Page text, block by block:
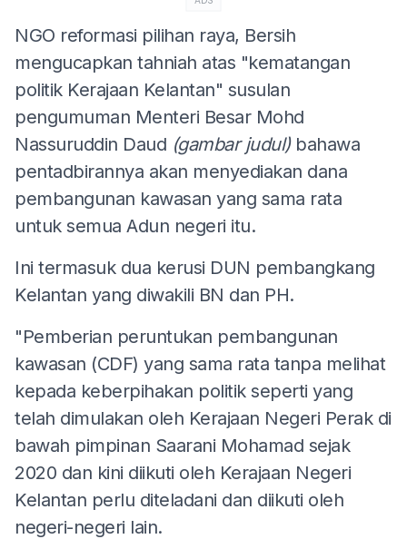
NGO reformasi pilihan raya, Bersih
mengucapkan tahniah atas "kematangan
politik Kerajaan Kelantan" susulan
pengumuman Menteri Besar Mohd
Nassuruddin Daud (gambar judul)bahawa
pentadbirannya akan menyediakan dana
pembangunan kawasan yang sama rata
untuk semua Adun negeri itu.
Ini termasuk dua kerusi DUN pembangkang
Kelantan yang diwakili BN dan PH.
"Pemberian peruntukan pembangunan
kawasan (CDF) yang sama rata tanpa melihat
kepada keberpihakan politik seperti yang
telah dimulakan oleh Kerajaan Negeri Perak di
bawah pimpinan Saarani Mohamad sejak
2020 dan kini diikuti oleh Kerajaan Negeri
Kelantan perlu diteladani dan diikuti oleh
negeri-negeri lain.